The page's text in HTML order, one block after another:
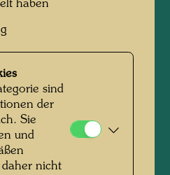
PAS SI
haben
sind
der
Sie
und
nicht